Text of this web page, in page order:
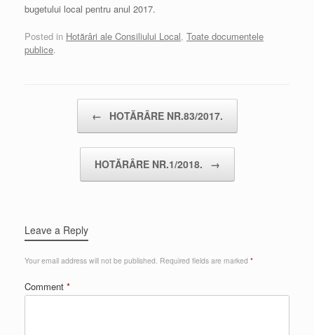
bugetului local pentru anul 2017.
Posted in Hotărâri ale Consiliului Local, Toate documentele
publice.
← HOTĂRÂRE NR.83/2017.
HOTĂRÂRE NR.1/2018. →
Leave a Reply
Your email address will not be published. Required fields are marked *
Comment *